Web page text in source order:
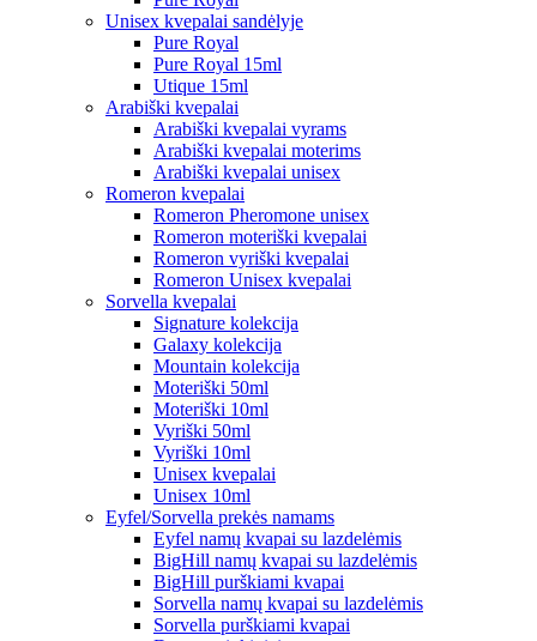
Unisex kvepalai sandėlyje
Pure Royal
Pure Royal 15ml
Utique 15ml
Arabiški kvepalai
Arabiški kvepalai vyrams
Arabiški kvepalai moterims
Arabiški kvepalai unisex
Romeron kvepalai
Romeron Pheromone unisex
Romeron moteriški kvepalai
Romeron vyriški kvepalai
Romeron Unisex kvepalai
Sorvella kvepalai
Signature kolekcija
Galaxy kolekcija
Mountain kolekcija
Moteriški 50ml
Moteriški 10ml
Vyriški 50ml
Vyriški 10ml
Unisex kvepalai
Unisex 10ml
Eyfel/Sorvella prekės namams
Eyfel namų kvapai su lazdelėmis
BigHill namų kvapai su lazdelėmis
BigHill purškiami kvapai
Sorvella namų kvapai su lazdelėmis
Sorvella purškiami kvapai